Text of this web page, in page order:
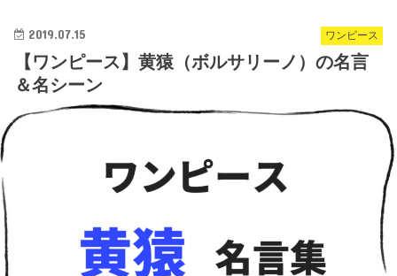
ワンピース
2019.07.15
【ワンピース】黄猿（ボルサリーノ）の名言
＆名シーン